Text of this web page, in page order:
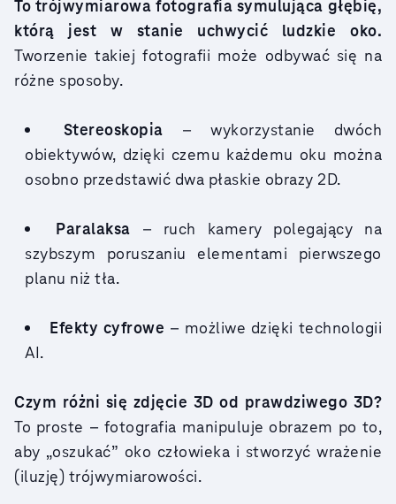
To trójwymiarowa fotografia symulująca głębię,
którą jest w stanie uchwycić ludzkie oko.
Tworzenie takiej fotografii może odbywać się na
różne sposoby.
Stereoskopia – wykorzystanie dwóch
obiektywów, dzięki czemu każdemu oku można
osobno przedstawić dwa płaskie obrazy 2D.
Paralaksa – ruch kamery polegający na
szybszym poruszaniu elementami pierwszego
planu niż tła.
Efekty cyfrowe – możliwe dzięki technologii
AI.
Czym różni się zdjęcie 3D od prawdziwego 3D?
To proste – fotografia manipuluje obrazem po to,
aby „oszukać” oko człowieka i stworzyć wrażenie
(iluzję) trójwymiarowości.